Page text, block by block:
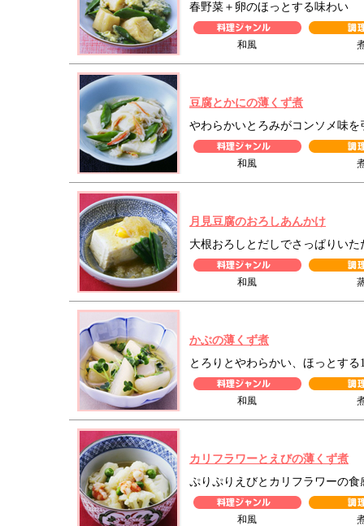
春野菜＋卵のほっとする味わい
和風
豆腐とかにの薄くず煮
やわらかいとろみがコンソメ味を
和風
月見豆腐のおろしあんかけ
大根おろしとだしでさっぱりいた
和風
かぶの薄くず煮
とろりとやわらかい、ほっとする
和風
カリフラワーとえびの薄くず煮
ぷりぷりえびとカリフラワーの食
和風